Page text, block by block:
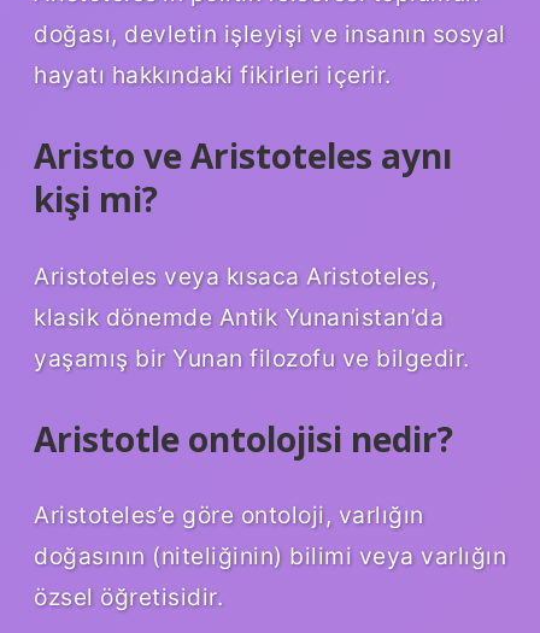
doğası, devletin işleyişi ve insanın sosyal
hayatı hakkındaki fikirleri içerir.
Aristo ve Aristoteles aynı
kişi mi?
Aristoteles veya kısaca Aristoteles,
klasik dönemde Antik Yunanistan’da
yaşamış bir Yunan filozofu ve bilgedir.
Aristotle ontolojisi nedir?
Aristoteles’e göre ontoloji, varlığın
doğasının (niteliğinin) bilimi veya varlığın
özsel öğretisidir.